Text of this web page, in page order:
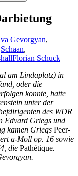
Gevorgyan,
Schaan,
Florian Schuck
am Lindaplatz) in
oder die
konnte, hatte
unter der
des WDR
Edvard Griegs und
kamen Griegs Peer-
a-Moll op. 16 sowie
die Pathétique.